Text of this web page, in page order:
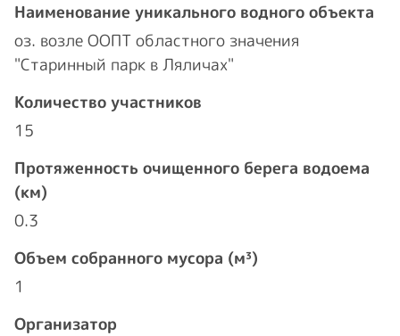
Наименование уникального водного объекта
оз. возле ООПТ областного значения
"Старинный парк в Ляличах"
Количество участников
15
Протяженность очищенного берега водоема
(км)
0.3
Объем собранного мусора (м³)
1
Организатор